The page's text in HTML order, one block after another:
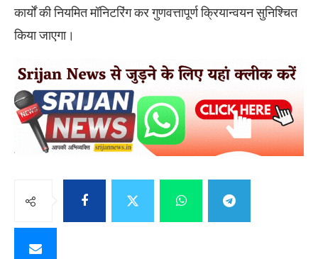
कार्यों की नियमित मॉनिटरिंग कर गुणवत्तापूर्ण क्रियान्वयन सुनिश्चित
किया जाएगा।